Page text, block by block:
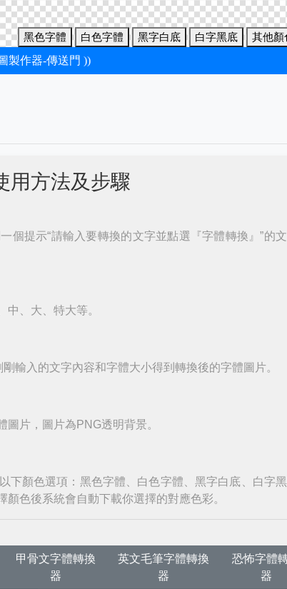
黑色字體 白色字體 黑字白底 白字黑底 其他
製作器-傳送門 ))
用方法及步驟
個提示“請輸入要轉換的文字並點選『字體轉換』”的
、大、特大等。
輸入的文字內容和字體大小得到轉換後的字體圖片。
片，圖片為PNG透明背景。
下顏色選項：黑色字體、白色字體、黑字白底、白字
色後系統會自動下載你選擇的對應色彩。
甲骨文字體轉換
器
英文毛筆字體轉換
器
恐怖字體
器